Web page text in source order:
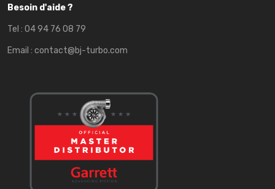
Besoin d'aide ?
Tel : 04 94 76 08 79
Email : contact@bj-turbo.com